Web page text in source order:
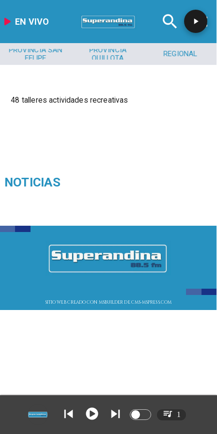
EN VIVO
PROVINCIA SAN
FELIPE
PROVINCIA
QUILLOTA
REGIONAL
48 talleres actividades recreativas
NOTICIAS
SITIO WEB CREADO CON MSBUILDER DE CMS-MSPRESS.COM
1